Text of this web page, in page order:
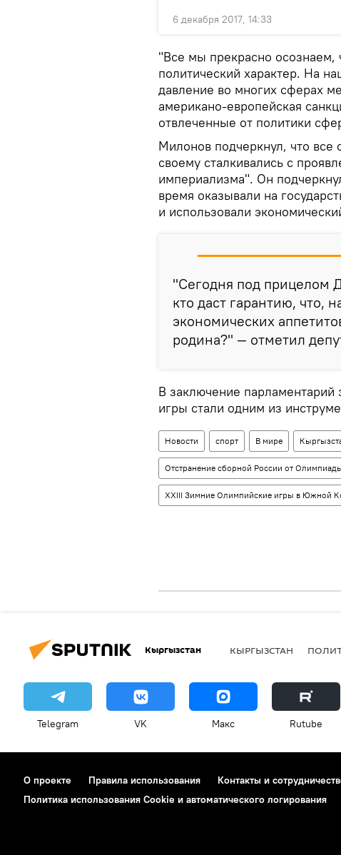
6 декабря 2017, 14:33
"Все мы прекрасно осознаем,
политический характер. На
давление во многих сферах
американо-европейская
отвлеченные от политики
Милонов подчеркнул, что
своему сталкивались с
империализма". Он
время оказывали на
и использовали
"Сегодня под прицелом
кто даст гарантию, что,
экономических
родина?" — отметил
В заключение
игры стали одним из
Новости спорт В мире
Отстранение сборной России от
XXIII Зимние Олимпийские игры в Южной
Кыргызстан КЫРГЫЗСТАН
Telegram VK Макс Rutube
О проекте Правила использования Контакты и
Политика использования Cookie и автоматического логирования